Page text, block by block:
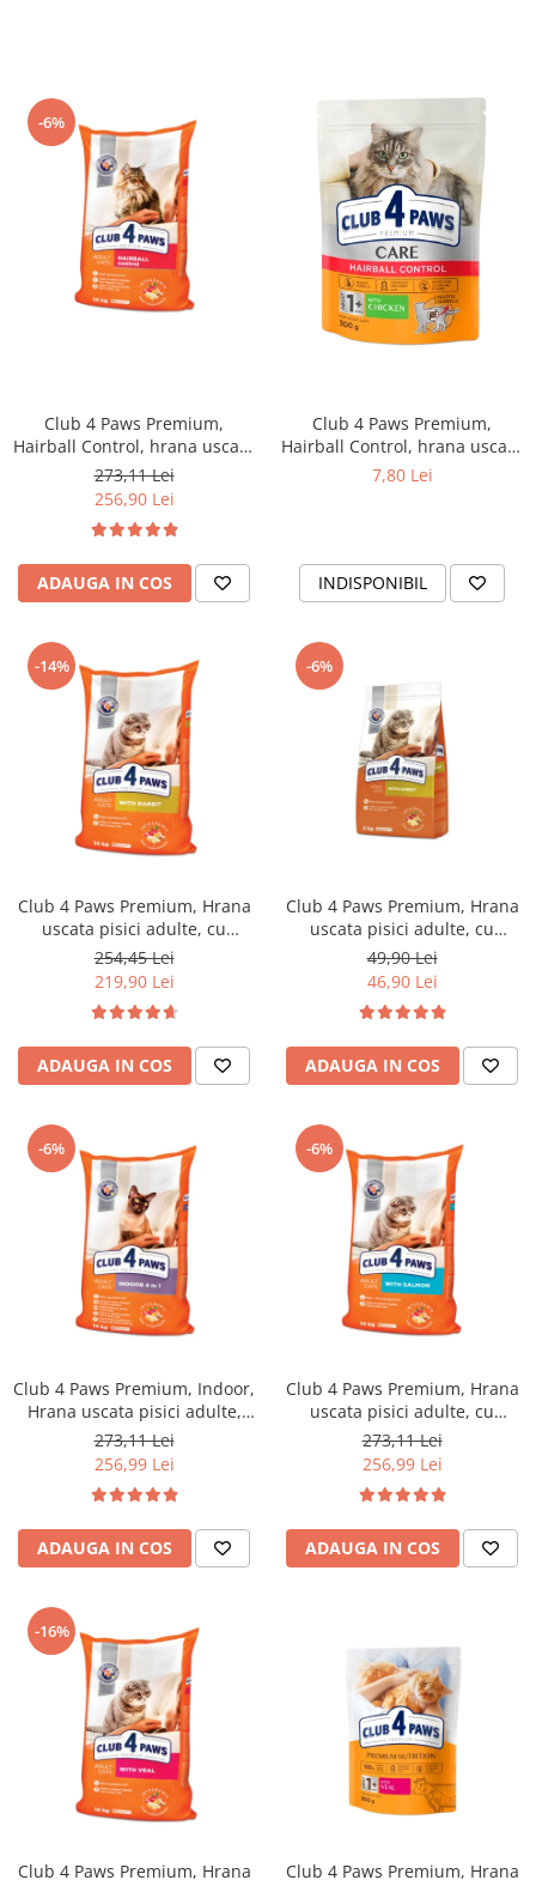
-6%
Club 4 Paws Premium,
Hairball Control, hrana uscata
pisici adulte, 14kg
273,11 Lei
256,90 Lei
ADAUGA IN COS
Club 4 Paws Premium,
Hairball Control, hrana uscata
pisici adulte, 300g
7,80 Lei
INDISPONIBIL
-14%
Club 4 Paws Premium, Hrana
uscata pisici adulte, cu
Iepure, 14kg
254,45 Lei
219,90 Lei
ADAUGA IN COS
-6%
Club 4 Paws Premium, Hrana
uscata pisici adulte, cu
Iepure, 2kg
49,90 Lei
46,90 Lei
ADAUGA IN COS
-6%
Club 4 Paws Premium, Indoor,
Hrana uscata pisici adulte,
14kg
273,11 Lei
256,99 Lei
ADAUGA IN COS
-6%
Club 4 Paws Premium, Hrana
uscata pisici adulte, cu
Somon, 14kg
273,11 Lei
256,99 Lei
ADAUGA IN COS
-16%
Club 4 Paws Premium, Hrana Club 4 Paws Premium, Hrana